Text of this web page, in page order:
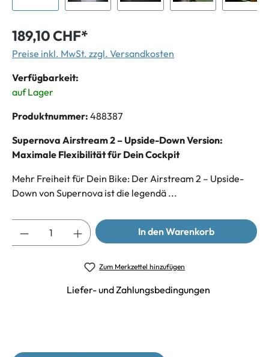
189,10 CHF*
Preise inkl. MwSt. zzgl. Versandkosten
Verfügbarkeit:
auf Lager
Produktnummer: 488387
Supernova Airstream 2 – Upside-Down Version:
Maximale Flexibilität für Dein Cockpit
Mehr Freiheit für Dein Bike: Der Airstream 2 – Upside-
Down von Supernova ist die legendä ...
In den Warenkorb
Zum Merkzettel hinzufügen
Liefer- und Zahlungsbedingungen